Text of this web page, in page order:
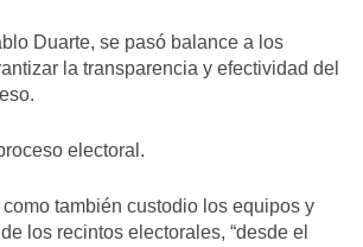
Duarte, se pasó balance a los
la transparencia y efectividad del
electoral.
también custodio los equipos y
los recintos electorales, “desde el